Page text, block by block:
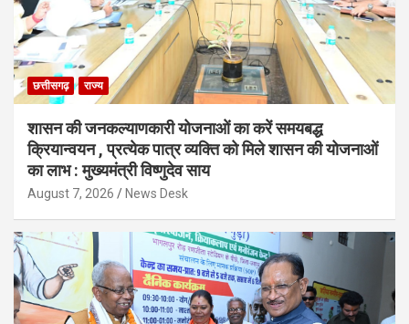
छत्तीसगढ़ राज्य
शासन की जनकल्याणकारी योजनाओं का करें समयबद्ध
क्रियान्वयन , प्रत्येक पात्र व्यक्ति को मिले शासन की योजनाओं
का लाभ : मुख्यमंत्री विष्णुदेव साय
August 7, 2026 News Desk